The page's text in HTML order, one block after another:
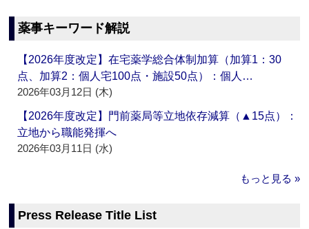
薬事キーワード解説
【2026年度改定】在宅薬学総合体制加算（加算1：30
点、加算2：個人宅100点・施設50点）：個人…
2026年03月12日 (木)
【2026年度改定】門前薬局等立地依存減算（▲15点）：
立地から職能発揮へ
2026年03月11日 (水)
もっと見る »
Press Release Title List